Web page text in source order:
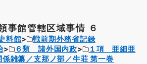
事館管轄区域事情 ６
料館
戦前期外務省記録
６類 諸外国内政
１項 亜細亜
雑纂／支那ノ部／牛荘 第一巻